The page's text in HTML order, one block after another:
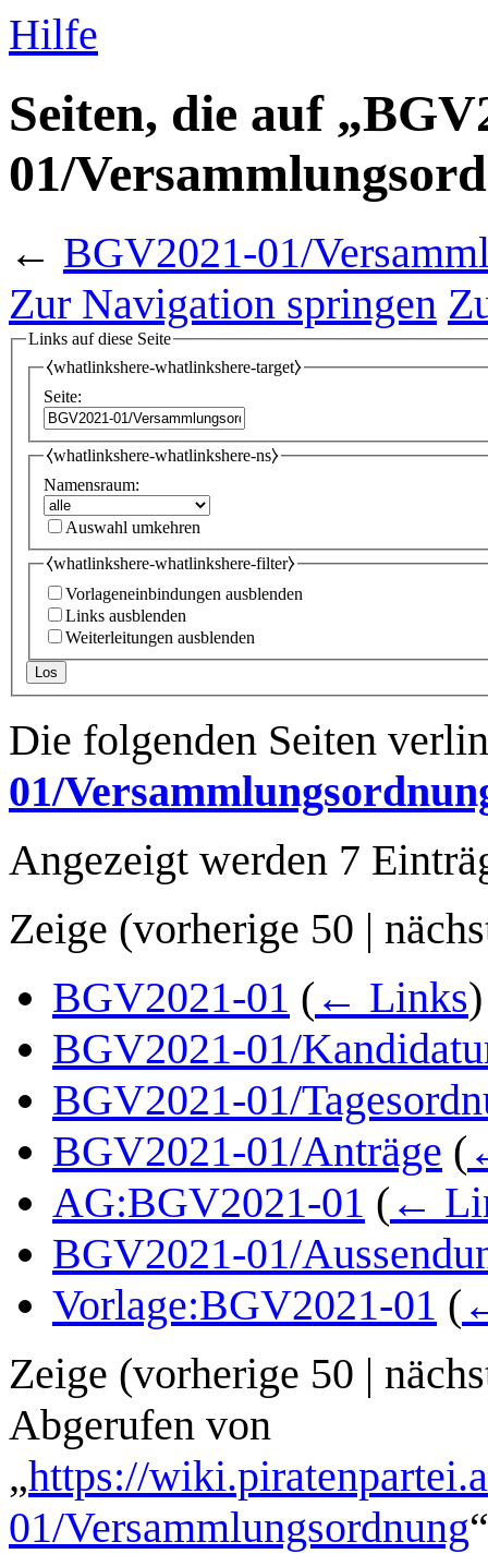
Hilfe
Seiten, die auf
01/
← BGV2021-01/
Zur Navigation springen
Links auf diese Seite
⧼whatlinkshere-whatlinkshere-target⧽
Seite:
⧼whatlinkshere-whatlinkshere-ns⧽
Namensraum:
Auswahl umkehren
⧼whatlinkshere-whatlinkshere-filter⧽
Vorlageneinbindungen ausblenden
Links ausblenden
Weiterleitungen ausblenden
Los
Die folgenden Seiten
01/
Angezeigt werden 7
Zeige (vorherige 50 |
BGV2021-01 ( ← Links)
BGV2021-01/
BGV2021-01/
BGV2021-01/Anträge (
AG:BGV2021-01 ( ←
BGV2021-01/
Vorlage:BGV2021-01 (
Zeige (vorherige 50 |
Abgerufen von
„https://
01/Versammlungsordnung“